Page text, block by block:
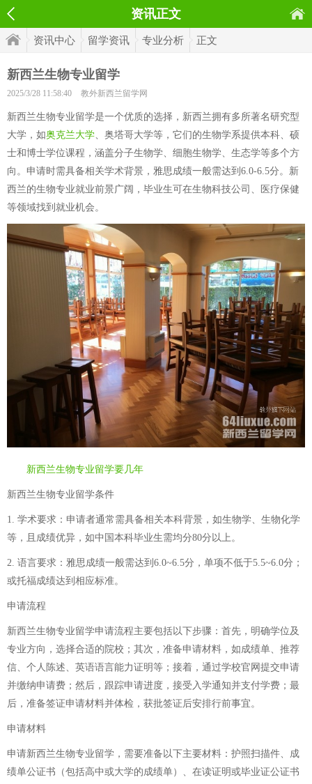
资讯正文
资讯中心 留学资讯 专业分析 正文
新西兰生物专业留学
2025/3/28 11:58:40 教外新西兰留学网
新西兰生物专业留学是一个优质的选择，新西兰拥有多所著名研究型
大学，如奥克兰大学、奥塔哥大学等，它们的生物学系提供本科、硕
士和博士学位课程，涵盖分子生物学、细胞生物学、生态学等多个方
向。申请时需具备相关学术背景，雅思成绩一般需达到6.0-6.5分。新
西兰的生物专业就业前景广阔，毕业生可在生物科技公司、医疗保健
等领域找到就业机会。
新西兰生物专业留学要几年
新西兰生物专业留学条件
1. 学术要求：申请者通常需具备相关本科背景，如生物学、生物化学
等，且成绩优异，如中国本科毕业生需均分80分以上。
2. 语言要求：雅思成绩一般需达到6.0~6.5分，单项不低于5.5~6.0分；
或托福成绩达到相应标准。
申请流程
新西兰生物专业留学申请流程主要包括以下步骤：首先，明确学位及
专业方向，选择合适的院校；其次，准备申请材料，如成绩单、推荐
信、个人陈述、英语语言能力证明等；接着，通过学校官网提交申请
并缴纳申请费；然后，跟踪申请进度，接受入学通知并支付学费；最
后，准备签证申请材料并体检，获批签证后安排行前事宜。
申请材料
申请新西兰生物专业留学，需要准备以下主要材料：护照扫描件、成
绩单公证书（包括高中或大学的成绩单）、在读证明或毕业证公证书